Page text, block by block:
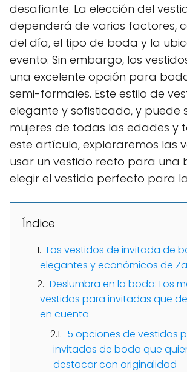
desafiante. La elección del
dependerá de varios factores,
del día, el tipo de boda y la
evento. Sin embargo, los
una excelente opción para
semi-formales. Este estilo de
elegante y sofisticado, y puede
mujeres de todas las edades y
este artículo, exploraremos las
usar un vestido recto para una
elegir el vestido perfecto para
Índice
Los vestidos de invitada de
elegantes y económicos de
Deslumbra en la boda: Los
vestidos para invitadas que
en cuenta
5 opciones de vestidos
invitadas de boda que
destacar con originalidad